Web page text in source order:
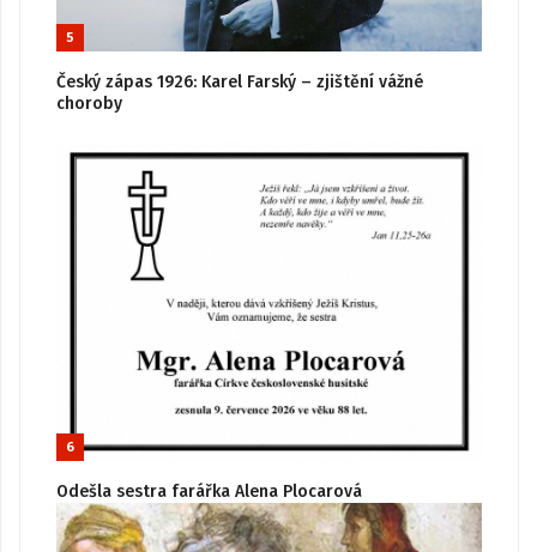
5
Český zápas 1926: Karel Farský – zjištění vážné
choroby
6
Odešla sestra farářka Alena Plocarová